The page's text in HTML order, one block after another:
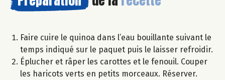
Faire cuire le quinoa dans l’eau bouillante suivant le
temps indiqué sur le paquet puis le laisser refroidir.
Éplucher et râper les carottes et le fenouil. Couper
les haricots verts en petits morceaux. Réserver.